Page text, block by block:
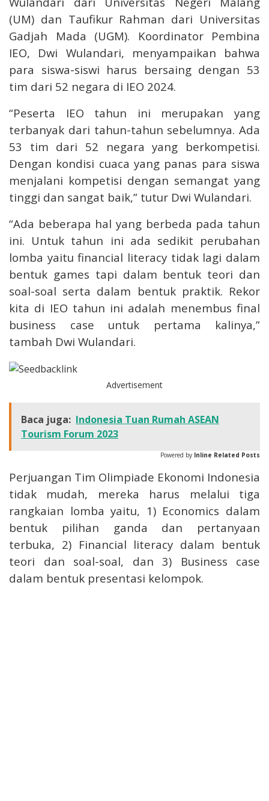
(UM) dan Taufikur Rahman dari Universitas
Gadjah Mada (UGM). Koordinator Pembina
IEO, Dwi Wulandari, menyampaikan bahwa
para siswa-siswi harus bersaing dengan 53
tim dari 52 negara di IEO 2024.
“Peserta IEO tahun ini merupakan yang
terbanyak dari tahun-tahun sebelumnya. Ada
53 tim dari 52 negara yang berkompetisi.
Dengan kondisi cuaca yang panas para siswa
menjalani kompetisi dengan semangat yang
tinggi dan sangat baik,” tutur Dwi Wulandari.
“Ada beberapa hal yang berbeda pada tahun
ini. Untuk tahun ini ada sedikit perubahan
lomba yaitu financial literacy tidak lagi dalam
bentuk games tapi dalam bentuk teori dan
soal-soal serta dalam bentuk praktik. Rekor
kita di IEO tahun ini adalah menembus final
business case untuk pertama kalinya,”
tambah Dwi Wulandari.
Advertisement
Baca juga: Indonesia Tuan Rumah ASEAN
Tourism Forum 2023
Powered by Inline Related Posts
Perjuangan Tim Olimpiade Ekonomi Indonesia
tidak mudah, mereka harus melalui tiga
rangkaian lomba yaitu, 1) Economics dalam
bentuk pilihan ganda dan pertanyaan
terbuka, 2) Financial literacy dalam bentuk
teori dan soal-soal, dan 3) Business case
dalam bentuk presentasi kelompok.